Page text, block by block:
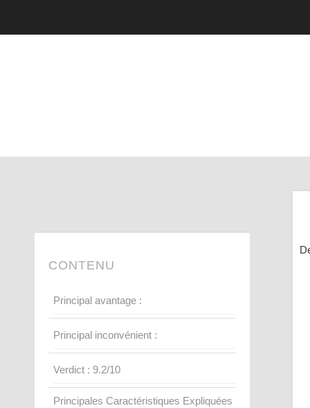
CONTENU
Principal avantage :
Principal inconvénient :
Verdict : 9.2/10
Principales Caractéristiques Expliquées